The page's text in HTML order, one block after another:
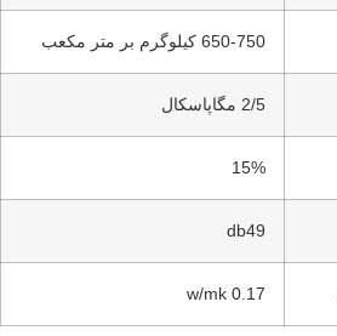
650-750 کیلوگرم بر متر مکعب
2/5 مگاپاسکال
15%
db49
0.17 w/mk